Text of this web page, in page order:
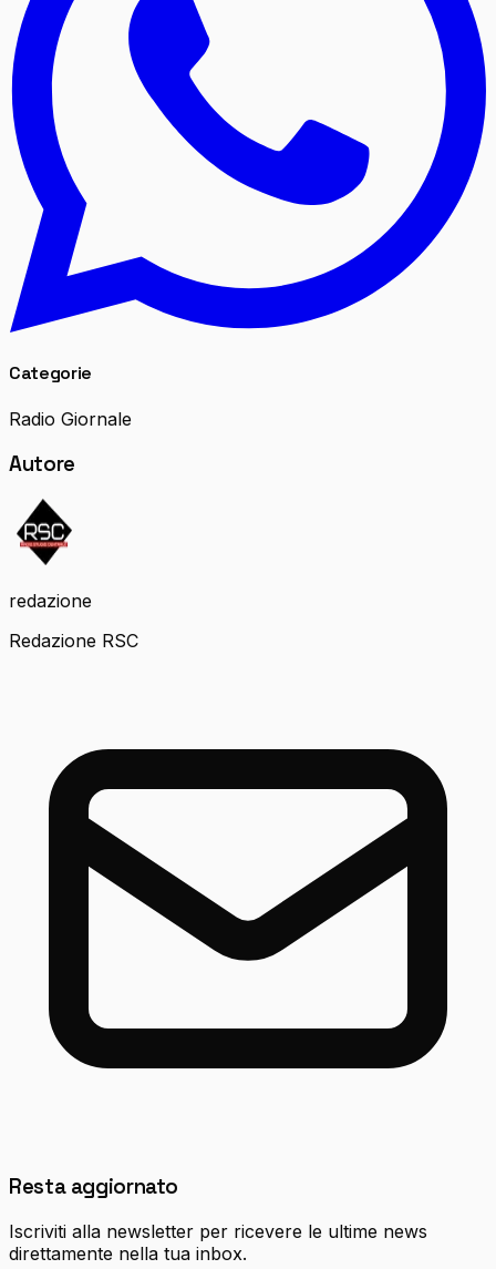
Categorie
Radio Giornale
Autore
redazione
Redazione RSC
Resta aggiornato
Iscriviti alla newsletter per ricevere le ultime news
direttamente nella tua inbox.